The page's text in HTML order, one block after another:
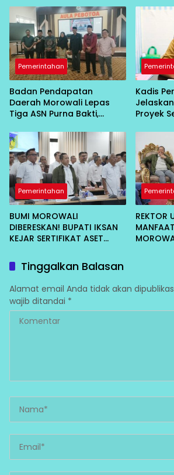
Pemerintahan
Badan Pendapatan
Daerah Morowali Lepas
Tiga ASN Purna Bakti,
Pengabdian
Kadis
Proyek
Pemerintahan
BUMI MOROWALI
DIBERESKAN! BUPATI IKSAN
KEJAR SERTIFIKAT ASET
REKTOR
Tinggalkan Balasan
Alamat email Anda tidak akan
wajib ditandai *